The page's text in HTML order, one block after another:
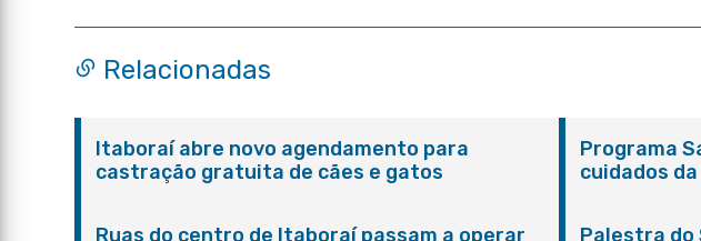
Relacionadas
Itaboraí abre novo agendamento para
castração gratuita de cães e gatos
Programa
cuidados
Ruas do centro de Itaboraí passam a operar Palestra do